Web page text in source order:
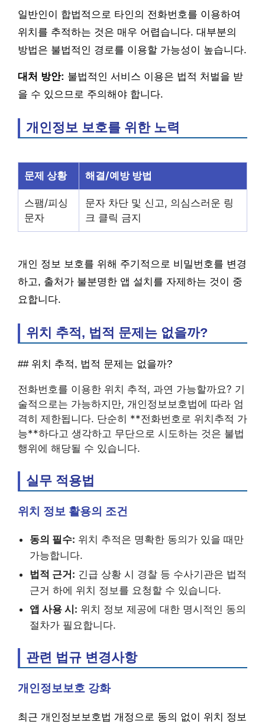
일반인이 합법적으로 타인의 전화번호를 이용하여
위치를 추적하는 것은 매우 어렵습니다. 대부분의
방법은 불법적인 경로를 이용할 가능성이 높습니다.
대처 방안: 불법적인 서비스 이용은 법적 처벌을 받
을 수 있으므로 주의해야 합니다.
개인정보 보호를 위한 노력
문제 상황 해결/예방 방법
스팸/피싱
문자
문자 차단 및 신고, 의심스러운 링
크 클릭 금지
개인 정보 보호를 위해 주기적으로 비밀번호를 변경
하고, 출처가 불분명한 앱 설치를 자제하는 것이 중
요합니다.
위치 추적, 법적 문제는 없을까?
## 위치 추적, 법적 문제는 없을까?
전화번호를 이용한 위치 추적, 과연 가능할까요? 기
술적으로는 가능하지만, 개인정보보호법에 따라 엄
격히 제한됩니다. 단순히 **전화번호로 위치추적 가
능**하다고 생각하고 무단으로 시도하는 것은 불법
행위에 해당될 수 있습니다.
실무 적용법
위치 정보 활용의 조건
동의 필수: 위치 추적은 명확한 동의가 있을 때만
가능합니다.
법적 근거: 긴급 상황 시 경찰 등 수사기관은 법적
근거 하에 위치 정보를 요청할 수 있습니다.
앱 사용 시: 위치 정보 제공에 대한 명시적인 동의
절차가 필요합니다.
관련 법규 변경사항
개인정보보호 강화
최근 개인정보보호법 개정으로 동의 없이 위치 정보